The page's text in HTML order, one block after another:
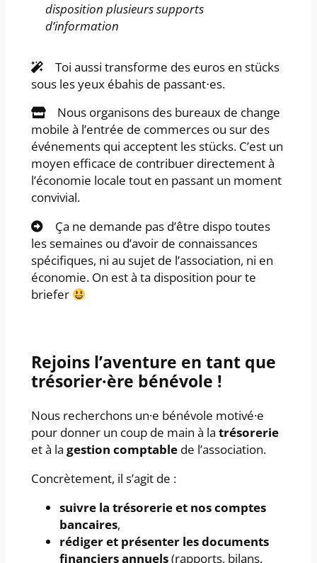
disposition plusieurs supports
d’information
Toi aussi transforme des euros en stücks
sous les yeux ébahis de passant⋅es.
Nous organisons des bureaux de change
mobile à l’entrée de commerces ou sur des
événements qui acceptent les stücks. C’est un
moyen efficace de contribuer directement à
l’économie locale tout en passant un moment
convivial.
Ça ne demande pas d’être dispo toutes
les semaines ou d’avoir de connaissances
spécifiques, ni au sujet de l’association, ni en
économie. On est à ta disposition pour te
briefer
Rejoins l’aventure en tant que
trésorier·ère bénévole !
Nous recherchons un·e bénévole motivé·e
pour donner un coup de main à la trésorerie
et à la gestion comptablede l’association.
Concrètement, il s’agit de :
suivre la trésorerie et nos comptes
bancaires,
rédiger et présenter les documents
financiers annuels(rapports, bilans,